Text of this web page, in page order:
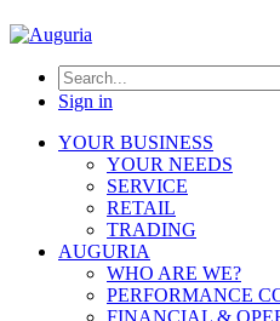
Sign in
YOUR BUSINESS
YOUR NEEDS
SERVICE
RETAIL
TRADING
AUGURIA
WHO ARE WE?
PERFORMANCE